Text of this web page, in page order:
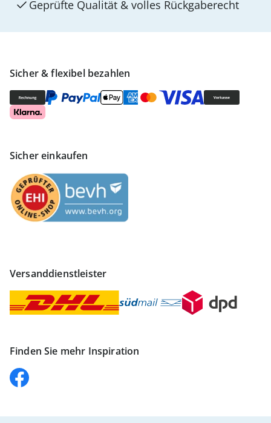
Sicher & flexibel bezahlen
Sicher einkaufen
Versanddienstleister
Finden Sie mehr Inspiration
Geprüfte Qualität & volles Rückgaberecht